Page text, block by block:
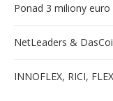
Ponad 3 miliony
NetLeaders &
INNOFLEX, RICI,